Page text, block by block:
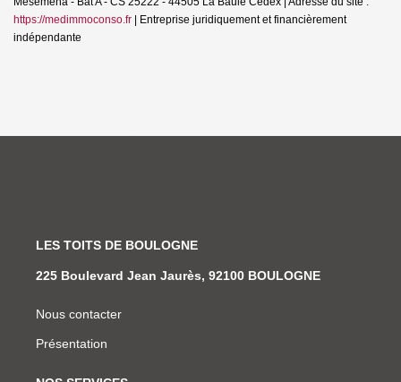
https://medimmoconso.fr | Entreprise juridiquement et financièrement
indépendante
LES TOITS DE BOULOGNE
225 Boulevard Jean Jaurès, 92100 BOULOGNE
Nous contacter
Présentation